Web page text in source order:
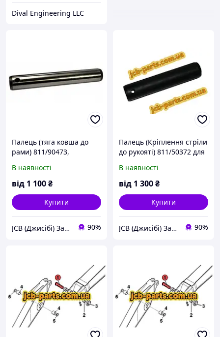
Dival Engineering LLC
Палець (тяга ковша до
рами) 811/90473,
3CX Super, 4CX
В наявності
від 1 100₴
Купити
JCB (Джисібі) Запчастини - Сервіс - Ремонт спецтехніки 90%
Палець (Кріплення стріли
до рукояті) 811/50372 для
В наявності
від 1 300₴
Купити
JCB (Джисібі) Запчастини - Сервіс - Ремонт спецтехніки 90%